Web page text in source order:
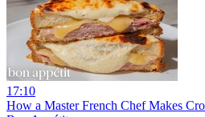
17:10
How a Master French Chef Makes